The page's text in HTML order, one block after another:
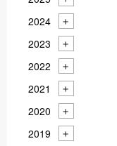
2024
2023
2022
2021
2020
2019